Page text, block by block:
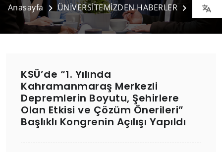
Anasayfa ÜNİVERSİTEMİZDEN HABERLER Detay
KSÜ’de “1. Yılında
Kahramanmaraş Merkezli
Depremlerin Boyutu, Şehirlere
Olan Etkisi ve Çözüm Önerileri”
Başlıklı Kongrenin Açılışı Yapıldı